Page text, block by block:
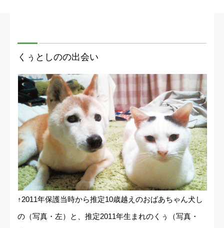
くぅとしのの出会い
↑2011年保護当時から推定10歳越えのおばあちゃん犬し
の（写真・左）と、推定2011年生まれのくぅ（写真・